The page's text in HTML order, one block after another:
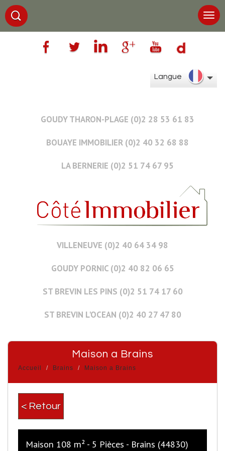
Langue
GOUDY THARON-PLAGE (0)2 28 53 61 83
BOUAYE IMMOBILIER (0)2 40 32 68 88
LA BERNERIE (0)2 51 74 67 95
VILLENEUVE (0)2 40 64 34 98
GOUDY PORNIC (0)2 40 82 06 65
ST BREVIN LES PINS (0)2 51 74 17 60
ST BREVIN L'OCEAN (0)2 40 27 47 80
Maison a Brains
Accueil Brains Maison a Brains
< Retour
Maison 108 m² - 5 Pièces - Brains (44830)